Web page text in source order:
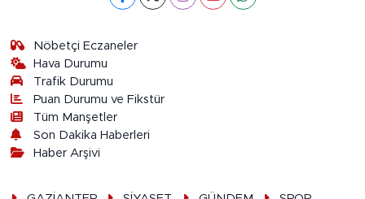
Nöbetçi Eczaneler
Hava Durumu
Trafik Durumu
Puan Durumu ve Fikstür
Tüm Manşetler
Son Dakika Haberleri
Haber Arşivi